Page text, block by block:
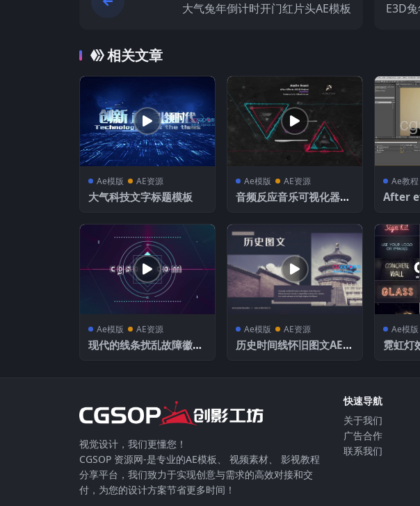
大气兔年倒计时开门红片头AE模板 E3D
相关文章
Ae模版 AE资源
大气科技文字标题模板
Ae模版 AE资源
音频反应音乐可视化器社
Ae教程
After
Ae模版 AE资源
现代的线条扰乱故障徽标
Ae模版 AE资源
历史时间线怀旧图文AE模
Ae模版
霓虹灯效
视觉设计，我们更懂您！
CGSOP 资源网-是专业的AE模板、 视频素材、 影视教程
分享平台，我们致力于实现创意与需求的高效对接和交
付，为您的设计方案节省更多时间！
快速导航
关于我们
⼴告合作
联系我们